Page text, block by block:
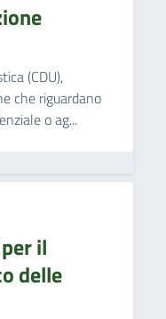
(CDU),
che riguardano
o ag...
il
delle